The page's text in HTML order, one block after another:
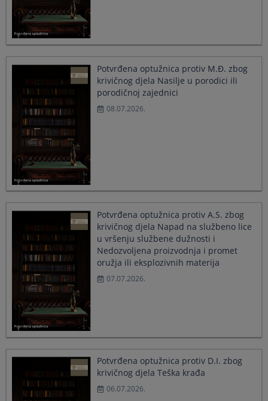
Potvrđena optužnica protiv M.Đ. zbog
krivičnog djela Nasilje u porodici ili
porodičnoj zajednici
08.07.2026.
Potvrđena optužnica protiv A.S. zbog
krivičnog djela Napad na službeno lice
u vršenju službene dužnosti i
Nedozvoljena proizvodnja i promet
oružja ili eksplozivnih materija
07.07.2026.
Potvrđena optužnica protiv D.I. zbog
krivičnog djela Teška krađa
06.07.2026.